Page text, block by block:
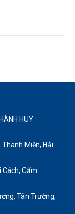
HUY
Miện, Hải
Cách, Cẩm
Tân Trường,